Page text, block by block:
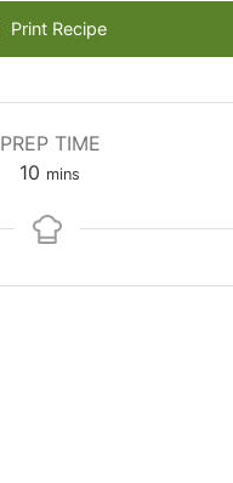
Print Recipe
PREP TIME
10 minutes
mins